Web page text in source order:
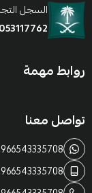
السجل
روابط مهمة
تواصل معنا